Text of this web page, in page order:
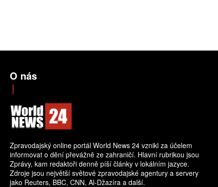
O nás
Zpravodajský online portál World News 24 vznikl za účelem
informovat o dění převážně ze zahraničí. Hlavní rubrikou jsou
Zprávy, kam redaktoři denně píší články v lokálním jazyce.
Zdroje jsou největší světové zpravodajské agentury a servery
jako Reuters, BBC, CNN, Al-Džazíra a další.